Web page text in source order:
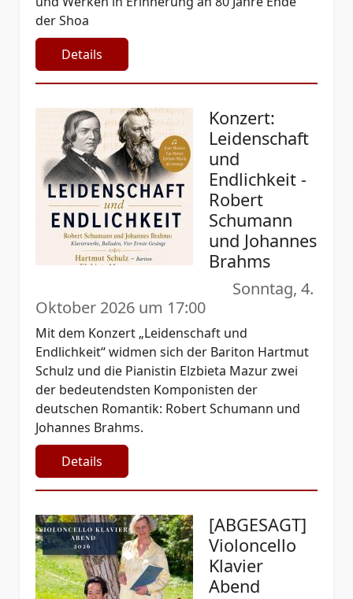
der Shoa
Details
Konzert:
Leidenschaft
und
Endlichkeit -
Robert
Schumann
und Johannes
Brahms
Sonntag, 4.
Oktober 2026 um 17:00
Mit dem Konzert „Leidenschaft und
Endlichkeit“ widmen sich der Bariton Hartmut
Schulz und die Pianistin Elzbieta Mazur zwei
der bedeutendsten Komponisten der
deutschen Romantik: Robert Schumann und
Johannes Brahms.
Details
[ABGESAGT]
Violoncello
Klavier
Abend